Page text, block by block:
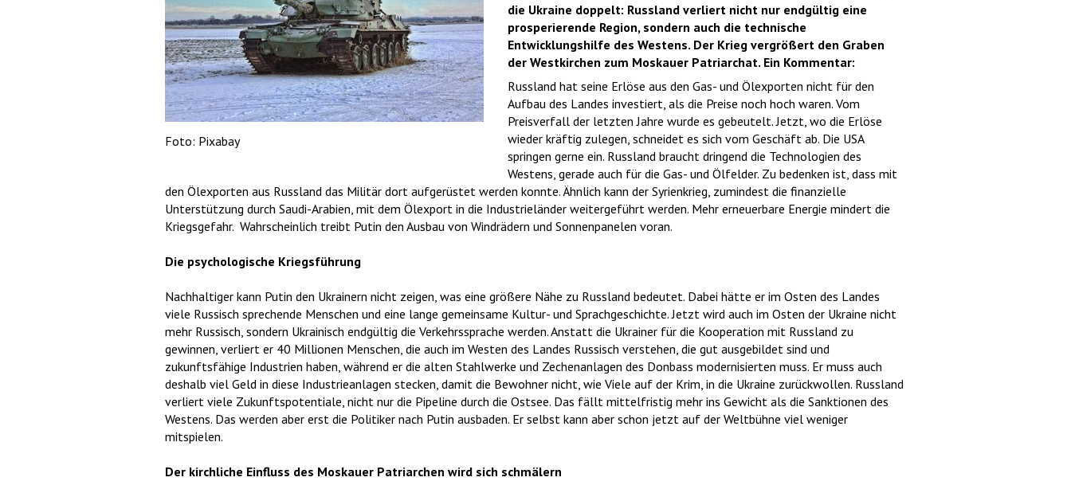
Foto: Pixabay
die Ukraine doppelt: Russland verliert nicht nur endgültig eine
prosperierende Region, sondern auch die technische
Entwicklungshilfe des Westens. Der Krieg vergrößert den Graben
der Westkirchen zum Moskauer Patriarchat. Ein Kommentar:
Russland hat seine Erlöse aus den Gas- und Ölexporten nicht für den
Aufbau des Landes investiert, als die Preise noch hoch waren. Vom
Preisverfall der letzten Jahre wurde es gebeutelt. Jetzt, wo die Erlöse
wieder kräftig zulegen, schneidet es sich vom Geschäft ab. Die USA
springen gerne ein. Russland braucht dringend die Technologien des
Westens, gerade auch für die Gas- und Ölfelder. Zu bedenken ist, dass mit
den Ölexporten aus Russland das Militär dort aufgerüstet werden konnte. Ähnlich kann der Syrienkrieg, zumindest die finanzielle
Unterstützung durch Saudi-Arabien, mit dem Ölexport in die Industrieländer weitergeführt werden. Mehr erneuerbare Energie mindert die
Kriegsgefahr. Wahrscheinlich treibt Putin den Ausbau von Windrädern und Sonnenpanelen voran.
Die psychologische Kriegsführung
Nachhaltiger kann Putin den Ukrainern nicht zeigen, was eine größere Nähe zu Russland bedeutet. Dabei hätte er im Osten des Landes
viele Russisch sprechende Menschen und eine lange gemeinsame Kultur- und Sprachgeschichte. Jetzt wird auch im Osten der Ukraine nicht
mehr Russisch, sondern Ukrainisch endgültig die Verkehrssprache werden. Anstatt die Ukrainer für die Kooperation mit Russland zu
gewinnen, verliert er 40 Millionen Menschen, die auch im Westen des Landes Russisch verstehen, die gut ausgebildet sind und
zukunftsfähige Industrien haben, während er die alten Stahlwerke und Zechenanlagen des Donbass modernisierten muss. Er muss auch
deshalb viel Geld in diese Industrieanlagen stecken, damit die Bewohner nicht, wie Viele auf der Krim, in die Ukraine zurückwollen. Russland
verliert viele Zukunftspotentiale, nicht nur die Pipeline durch die Ostsee. Das fällt mittelfristig mehr ins Gewicht als die Sanktionen des
Westens. Das werden aber erst die Politiker nach Putin ausbaden. Er selbst kann aber schon jetzt auf der Weltbühne viel weniger
mitspielen.
Der kirchliche Einfluss des Moskauer Patriarchen wird sich schmälern